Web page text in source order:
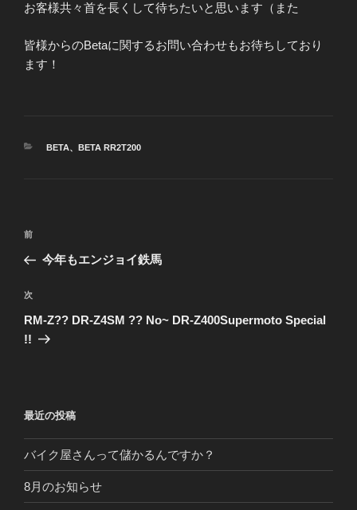
お客様共々首を長くして待ちたいと思います（また
皆様からのBetaに関するお問い合わせもお待ちしており
ます！
カ
BETA、 BETA RR2T200
投
ナ
ビ
ゲ
ー
前
の
稿
前
今年もエンジョイ鉄馬
次
の
投
次
RM-Z?? DR-Z4SM ?? No~ DR-Z400Supermoto Special
!!
最近の投稿
バイク屋さんって儲かるんですか？
8月のお知らせ